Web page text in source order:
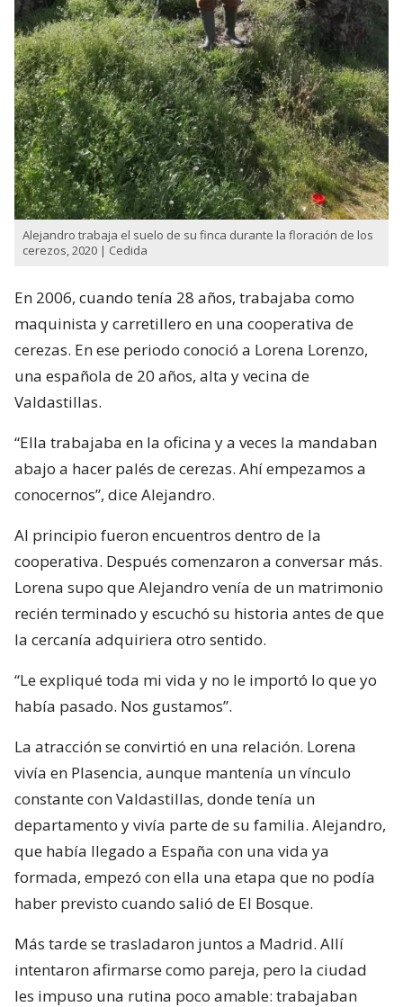
Alejandro trabaja el suelo de su finca durante la floración de los
cerezos, 2020 | Cedida
En 2006, cuando tenía 28 años, trabajaba como
maquinista y carretillero en una cooperativa de
cerezas. En ese periodo conoció a Lorena Lorenzo,
una española de 20 años, alta y vecina de
Valdastillas.
“Ella trabajaba en la oficina y a veces la mandaban
abajo a hacer palés de cerezas. Ahí empezamos a
conocernos”, dice Alejandro.
Al principio fueron encuentros dentro de la
cooperativa. Después comenzaron a conversar más.
Lorena supo que Alejandro venía de un matrimonio
recién terminado y escuchó su historia antes de que
la cercanía adquiriera otro sentido.
“Le expliqué toda mi vida y no le importó lo que yo
había pasado. Nos gustamos”.
La atracción se convirtió en una relación. Lorena
vivía en Plasencia, aunque mantenía un vínculo
constante con Valdastillas, donde tenía un
departamento y vivía parte de su familia. Alejandro,
que había llegado a España con una vida ya
formada, empezó con ella una etapa que no podía
haber previsto cuando salió de El Bosque.
Más tarde se trasladaron juntos a Madrid. Allí
intentaron afirmarse como pareja, pero la ciudad
les impuso una rutina poco amable: trabajaban